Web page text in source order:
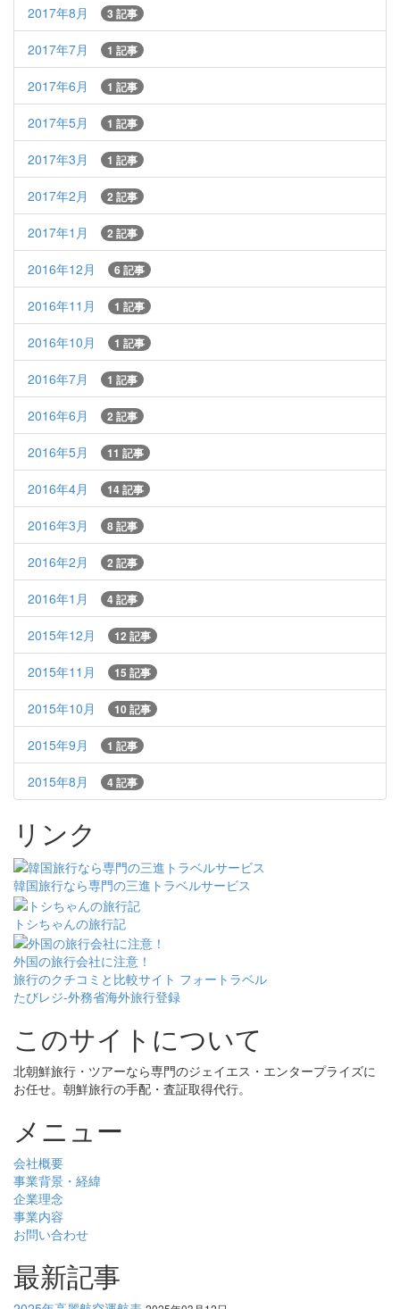
2017年8月 3 記事
2017年7月 1 記事
2017年6月 1 記事
2017年5月 1 記事
2017年3月 1 記事
2017年2月 2 記事
2017年1月 2 記事
2016年12月 6 記事
2016年11月 1 記事
2016年10月 1 記事
2016年7月 1 記事
2016年6月 2 記事
2016年5月 11 記事
2016年4月 14 記事
2016年3月 8 記事
2016年2月 2 記事
2016年1月 4 記事
2015年12月 12 記事
2015年11月 15 記事
2015年10月 10 記事
2015年9月 1 記事
2015年8月 4 記事
リンク
韓国旅行なら専門の三進トラベルサービス
トシちゃんの旅行記
外国の旅行会社に注意！
旅行のクチコミと比較サイト フォートラベル
たびレジ-外務省海外旅行登録
このサイトについて
北朝鮮旅行・ツアーなら専門のジェイエス・エンタープライズに
お任せ。朝鮮旅行の手配・査証取得代行。
メニュー
会社概要
事業背景・経緯
企業理念
事業内容
お問い合わせ
最新記事